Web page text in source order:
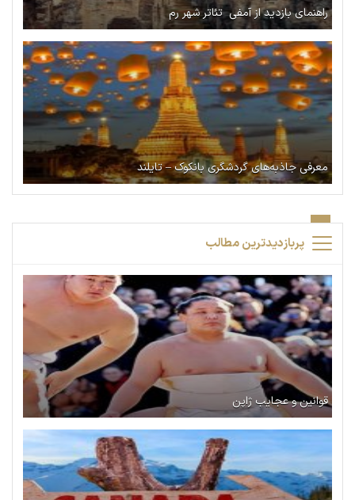
راهنمای بازدید از آمفی تئاتر شهر رم
معرفی جاذبه‌های گردشگری بانکوک – تایلند
پربازدیدترین مطالب
قوانین و عجایب ژاپن